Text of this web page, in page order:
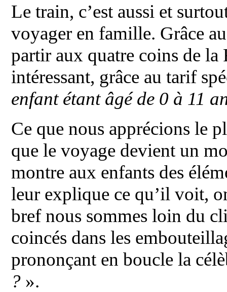
Le train, c’est aussi et
voyager en famille. Grâce
partir aux quatre coins de la
intéressant, grâce au tarif
enfant étant âgé de 0 à 11
Ce que nous apprécions le
que le voyage devient un
montre aux enfants des
leur explique ce qu’il voit,
bref nous sommes loin du
coincés dans les
prononçant en boucle la
? ».